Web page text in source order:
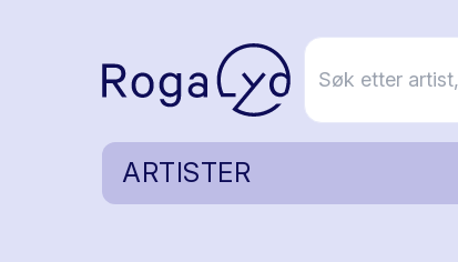
ARTISTER